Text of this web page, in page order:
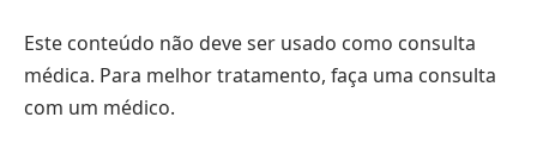
Este conteúdo não deve ser usado como consulta
médica. Para melhor tratamento, faça uma consulta
com um médico.